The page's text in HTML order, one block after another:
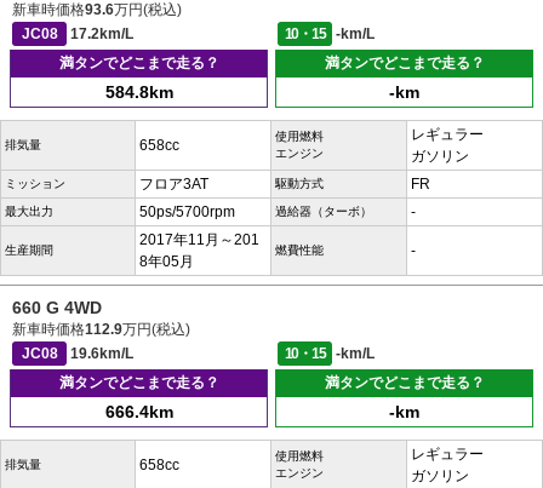
新車時価格93.6万円(税込)
JC08
17.2km/L 10・15
-km/L
満タンでどこまで走る？
584.8km
満タンでどこまで走る？
-km
排気量 658cc
使用燃料
エンジン
レギュラー
ガソリン
ミッション フロア3AT 駆動方式 FR
最大出力 50ps/5700rpm 過給器（ターボ） -
生産期間
2017年11月～201
8年05月
燃費性能 -
660 G 4WD
新車時価格112.9万円(税込)
JC08
19.6km/L 10・15
-km/L
満タンでどこまで走る？
666.4km
満タンでどこまで走る？
-km
排気量 658cc
使用燃料
エンジン
レギュラー
ガソリン